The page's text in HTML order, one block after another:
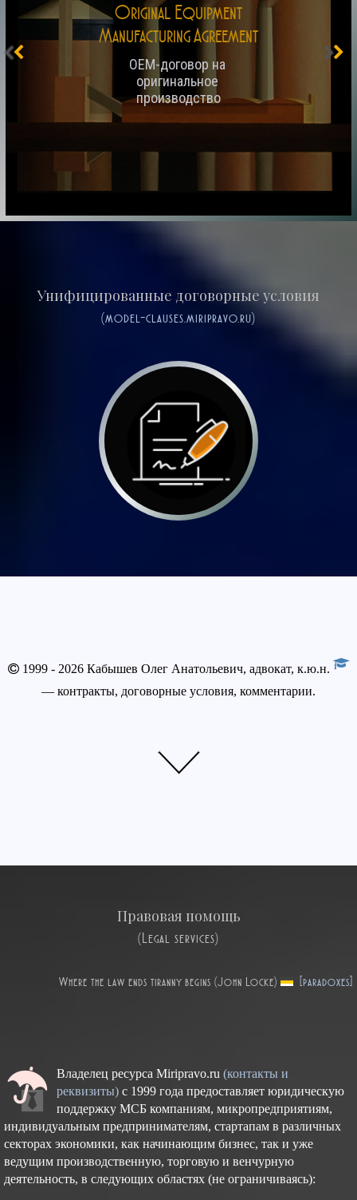
Original Equipment
Manufacturing Agreement
OEM-договор на
оригинальное
производство
Унифицированные договорные условия
(model-clauses.miripravo.ru)
1999 - 2026 Кабышев Олег Анатольевич, адвокат, к.ю.н.
— контракты, договорные условия, комментарии.
Правовая помощь
(Legal services)
Where the law ends tiranny begins (John Locke) [paradoxes]
Владелец ресурса Miripravo.ru (контакты и
реквизиты)с 1999 года предоставляет юридическую
поддержку МСБ компаниям, микропредприятиям,
индивидуальным предпринимателям, стартапам в различных
секторах экономики, как начинающим бизнес, так и уже
ведущим производственную, торговую и венчурную
деятельность, в следующих областях (не ограничиваясь):